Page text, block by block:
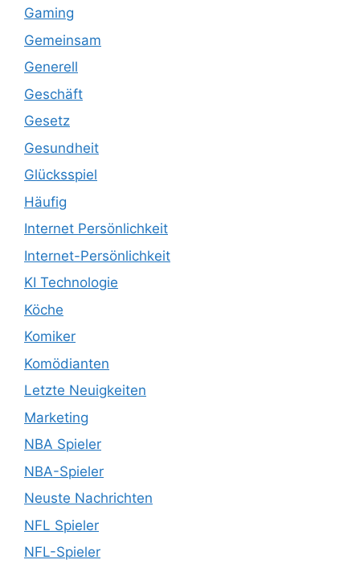
Gaming
Gemeinsam
Generell
Geschäft
Gesetz
Gesundheit
Glücksspiel
Häufig
Internet Persönlichkeit
Internet-Persönlichkeit
KI Technologie
Köche
Komiker
Komödianten
Letzte Neuigkeiten
Marketing
NBA Spieler
NBA-Spieler
Neuste Nachrichten
NFL Spieler
NFL-Spieler